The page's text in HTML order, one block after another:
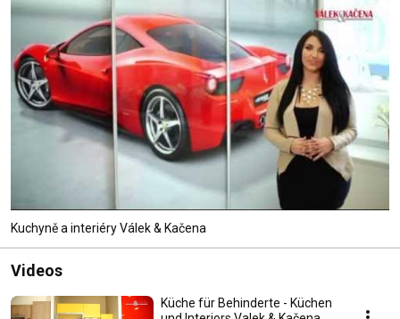
Kuchyně a interiéry Válek & Kačena
Videos
Küche für Behinderte - Küchen